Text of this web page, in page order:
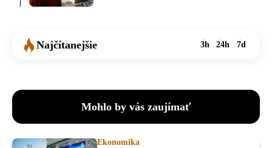
Najčítanejšie 3h 24h 7d
Mohlo by vás zaujímať
Ekonomika